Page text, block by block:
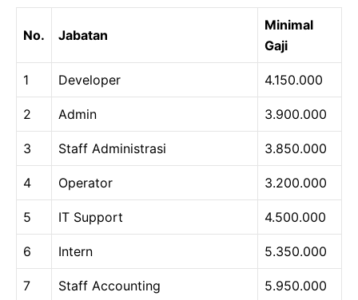
No. Jabatan
Minimal
Gaji
1 Developer 4.150.000
2 Admin 3.900.000
3 Staff Administrasi 3.850.000
4 Operator 3.200.000
5 IT Support 4.500.000
6 Intern 5.350.000
7 Staff Accounting 5.950.000